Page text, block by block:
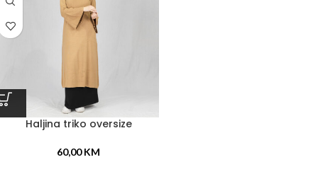
Haljina triko oversize
60,00KM